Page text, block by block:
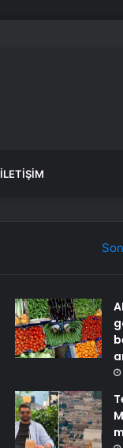
İLETIŞIM